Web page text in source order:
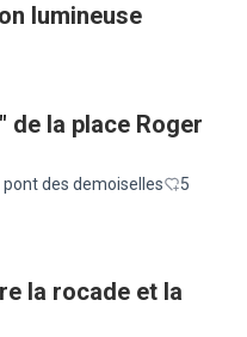
lumineuse
la place Roger
des demoiselles
5
la rocade et la